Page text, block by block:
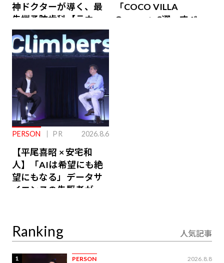
神ドクターが導く、最
先端予防歯科【ラウン
ジ会員特典あり】
「COCO VILLA
Owners」3選。すべて
PERSON PR 2026.8.6
【平尾喜昭 × 安宅和
人】「AIは希望にも絶
望にもなる」データサ
イエンスの先駆者が語
Ranking 人気記事
1 PERSON 2026.8.8